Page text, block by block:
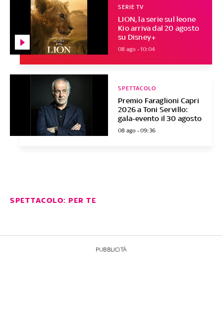
LION, la serie sul leone
Kio arriva dal 20 agosto
su Disney+
SERIE TV
08 ago - 10:04
Premio Faraglioni Capri
2026 a Toni Servillo:
gala-evento il 30 agosto
SPETTACOLO
08 ago - 09:36
SPETTACOLO: PER TE
PUBBLICITÀ